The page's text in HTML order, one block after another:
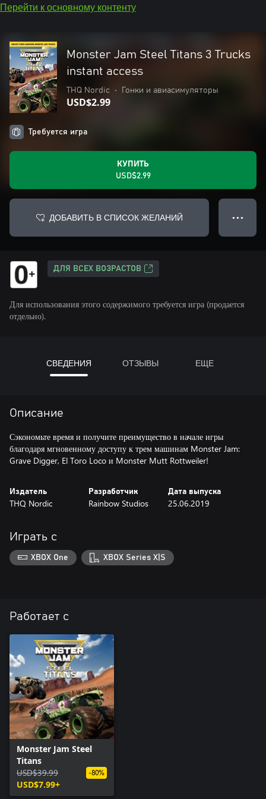
Перейти к основному контенту
Monster Jam Steel Titans 3 Trucks
instant access
THQ Nordic • Гонки и авиасимуляторы
USD$2.99
Требуется игра
КУПИТЬ
USD$2.99
ДОБАВИТЬ В СПИСОК ЖЕЛАНИЙ ● ● ●
ДЛЯ ВСЕХ ВОЗРАСТОВ
Для использования этого содержимого требуется игра (продается
отдельно).
СВЕДЕНИЯ ОТЗЫВЫ ЕЩЕ
Описание
Сэкономьте время и получите преимущество в начале игры
благодаря мгновенному доступу к трем машинам Monster Jam:
Grave Digger, El Toro Loco и Monster Mutt Rottweiler!
Издатель
THQ Nordic
Разработчик
Rainbow Studios
Дата выпуска
25.06.2019
Играть с
XBOX One XBOX Series X|S
Работает с
Monster Jam Steel
Titans
USD$39.99
USD$7.99+
-80%